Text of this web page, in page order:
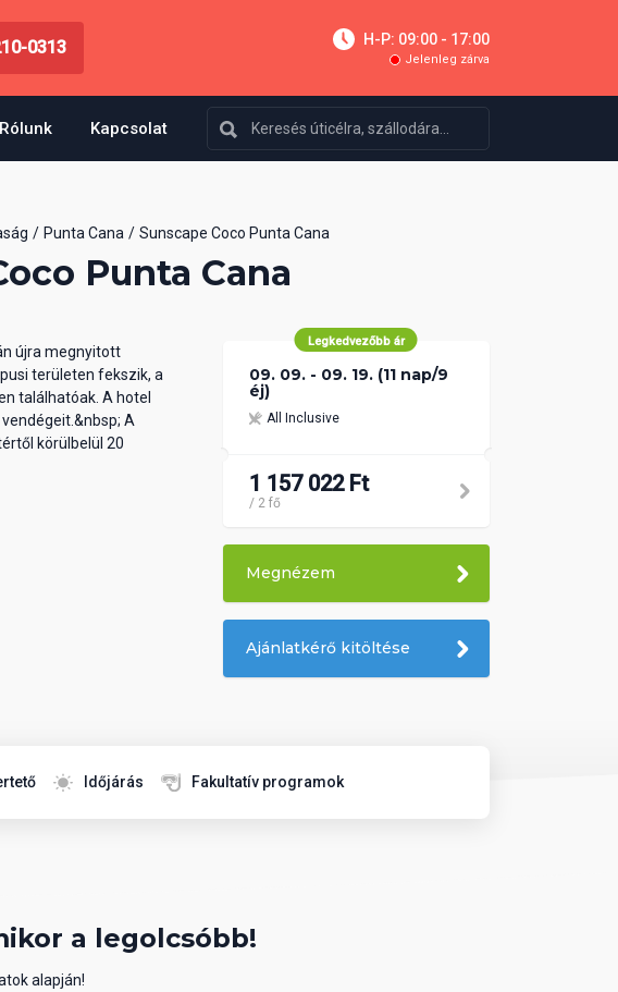
0313 H-P: 09:00 - 17:00
Jelenleg zárva
Rólunk Kapcsolat
Punta Cana Sunscape Coco Punta Cana
Punta Cana
újra megnyitott
területen fekszik, a
találhatóak. A hotel
A
körülbelül 20
Legkedvezőbb ár
09. 09. - 09. 19. (11 nap/9
éj)
All Inclusive
1 157 022 Ft
/ 2 fő
Megnézem
Ajánlatkérő kitöltése
Időjárás Fakultatív programok
a legolcsóbb!
alapján!